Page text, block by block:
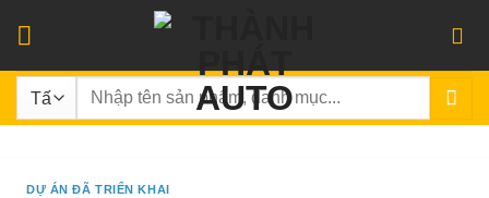
qua
nội
dung
Tìm
DỰ ÁN ĐÃ TRIỂN KHAI